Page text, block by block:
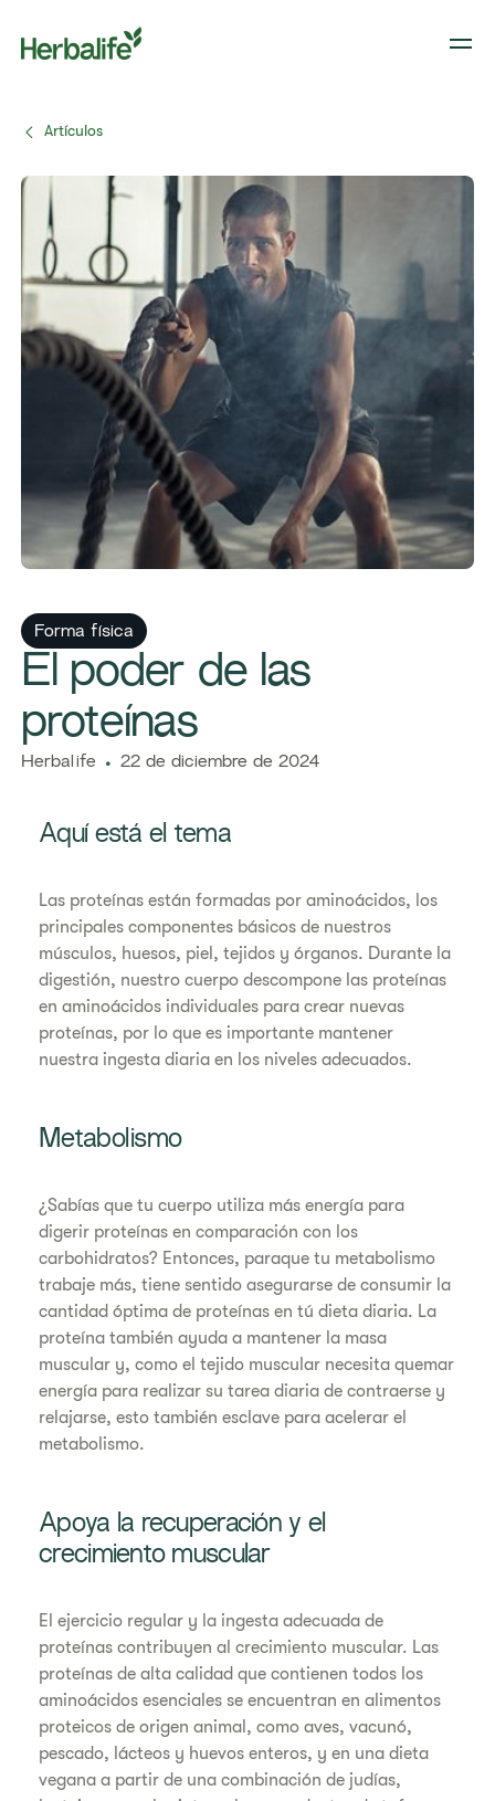
Artículos
Forma física
El poder de las
proteínas
Herbalife 22 de diciembre de 2024
Aquí está el tema
Las proteínas están formadas por aminoácidos, los
principales componentes básicos de nuestros
músculos, huesos, piel, tejidos y órganos. Durante la
digestión, nuestro cuerpo descompone las proteínas
en aminoácidos individuales para crear nuevas
proteínas, por lo que es importante mantener
nuestra ingesta diaria en los niveles adecuados.
Metabolismo
¿Sabías que tu cuerpo utiliza más energía para
digerir proteínas en comparación con los
carbohidratos? Entonces, paraque tu metabolismo
trabaje más, tiene sentido asegurarse de consumir la
cantidad óptima de proteínas en tú dieta diaria. La
proteína también ayuda a mantener la masa
muscular y, como el tejido muscular necesita quemar
energía para realizar su tarea diaria de contraerse y
relajarse, esto también esclave para acelerar el
metabolismo.
Apoya la recuperación y el
crecimiento muscular
El ejercicio regular y la ingesta adecuada de
proteínas contribuyen al crecimiento muscular. Las
proteínas de alta calidad que contienen todos los
aminoácidos esenciales se encuentran en alimentos
proteicos de origen animal, como aves, vacunó,
pescado, lácteos y huevos enteros, y en una dieta
vegana a partir de una combinación de judías,